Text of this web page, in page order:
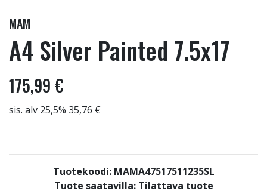
MAM
A4 Silver Painted 7.5x17
175,99 €
sis. alv 25,5% 35,76 €
Tuotekoodi: MAMA47517511235SL
Tuote saatavilla: Tilattava tuote